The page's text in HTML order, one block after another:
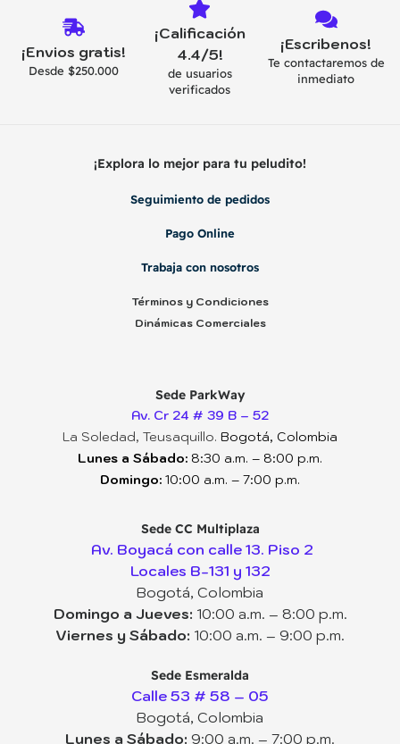
¡Envios gratis!
Desde $250.000
¡Calificación
4.4/5!
de usuarios
verificados
¡Escribenos!
Te contactaremos de
inmediato
¡Explora lo mejor para tu peludito!
Seguimiento de pedidos
Pago Online
Trabaja con nosotros
Términos y Condiciones
Dinámicas Comerciales
Sede ParkWay
Av. Cr 24 # 39 B – 52
La Soledad, Teusaquillo. Bogotá, Colombia
Lunes a Sábado: 8:30 a.m. – 8:00 p.m.
Domingo: 10:00 a.m. – 7:00 p.m.
Sede CC Multiplaza
Av. Boyacá con calle 13. Piso 2
Locales B-131 y 132
Bogotá, Colombia
Domingo a Jueves: 10:00 a.m. – 8:00 p.m.
Viernes y Sábado: 10:00 a.m. – 9:00 p.m.
Sede Esmeralda
Calle 53 # 58 – 05
Bogotá, Colombia
Lunes a Sábado: 9:00 a.m. – 7:00 p.m.